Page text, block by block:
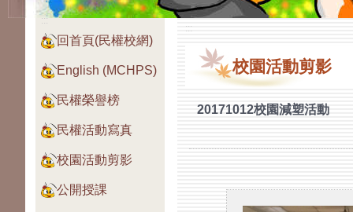
:::
回首頁(民權校網)
English (MCHPS)
民權榮譽榜
民權活動寫真
校園活動剪影
公開授課
:::
校園活動剪影
20171012校園減塑活動